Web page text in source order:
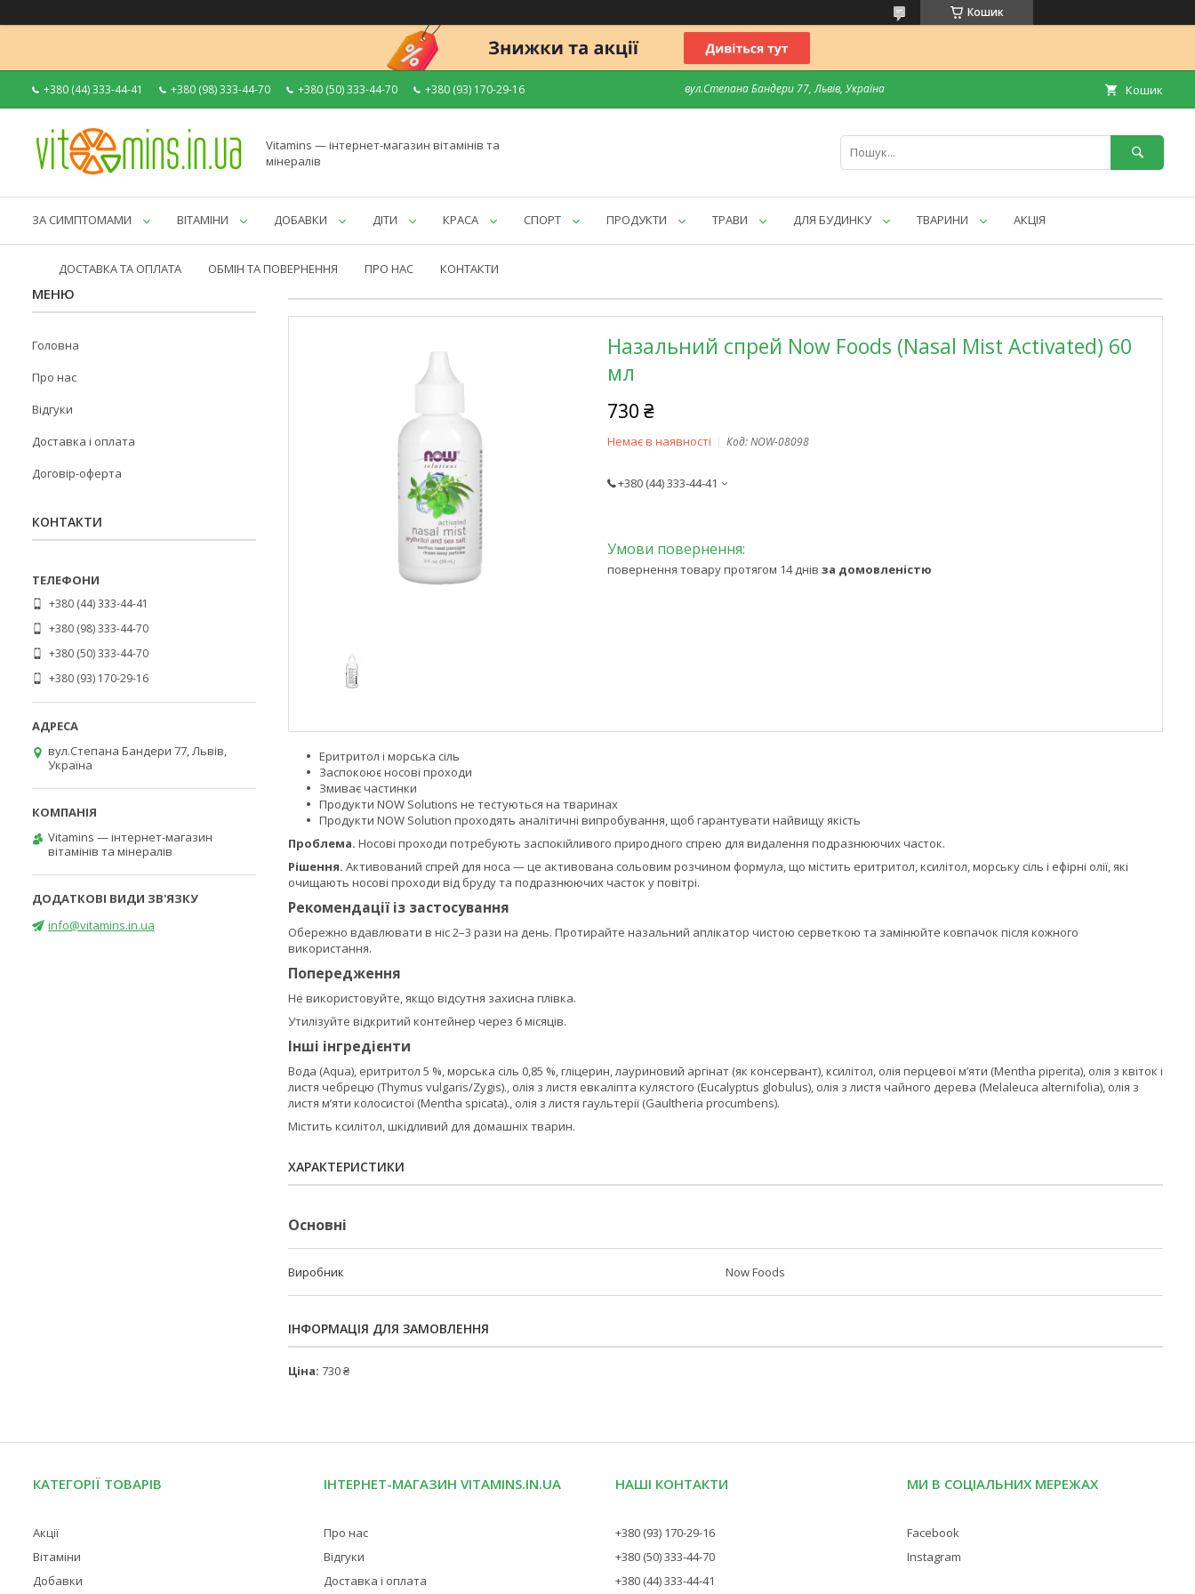
Кошик
+380 (44) 333-44-41 +380 (98) 333-44-70 +380 (50) 333-44-70 +380 (93) 170-29-16 вул.Степана Бандери 77, Львів, Україна Кошик
Vitamins — інтернет-магазин вітамінів та
мінералів
ЗА СИМПТОМАМИ ВІТАМІНИ ДОБАВКИ ДІТИ КРАСА СПОРТ ПРОДУКТИ ТРАВИ ДЛЯ БУДИНКУ ТВАРИНИ АКЦІЯ
ДОСТАВКА ТА ОПЛАТА ОБМІН ТА ПОВЕРНЕННЯ ПРО НАС КОНТАКТИ
Назальний спрей Now Foods (Nasal Mist Activated) 60
мл
730 ₴
Немає в наявності Код:NOW-08098
+380 (44) 333-44-41
повернення товару протягом 14 днів за домовленістю
Еритритол і морська сіль
Заспокоює носові проходи
Змиває частинки
Продукти NOW Solutions не тестуються на тваринах
Продукти NOW Solution проходять аналітичні випробування, щоб гарантувати найвищу якість
Проблема. Носові проходи потребують заспокійливого природного спрею для видалення подразнюючих часток.
Рішення. Активований спрей для носа — це активована сольовим розчином формула, що містить еритритол, ксилітол, морську сіль і ефірні олії, які
очищають носові проходи від бруду та подразнюючих часток у повітрі.
Рекомендації із застосування
Обережно вдавлювати в ніс 2–3 рази на день. Протирайте назальний аплікатор чистою серветкою та замінюйте ковпачок після кожного
використання.
Попередження
Не використовуйте, якщо відсутня захисна плівка.
Утилізуйте відкритий контейнер через 6 місяців.
Інші інгредієнти
Вода (Aqua), еритритол 5 %, морська сіль 0,85 %, гліцерин, лауриновий аргінат (як консервант), ксилітол, олія перцевої м’яти (Mentha piperita), олія з квіток і
листя чебрецю (Thymus vulgaris/Zygis)., олія з листя евкаліпта кулястого (Eucalyptus globulus), олія з листя чайного дерева (Melaleuca alternifolia), олія з
листя м’яти колосистої (Mentha spicata)., олія з листя гаультерії (Gaultheria procumbens).
Містить ксилітол, шкідливий для домашніх тварин.
ХАРАКТЕРИСТИКИ
Основні
Виробник Now Foods
ІНФОРМАЦІЯ ДЛЯ ЗАМОВЛЕННЯ
Ціна: 730 ₴
Головна
Про нас
Відгуки
Доставка і оплата
Договір-оферта
КОНТАКТИ
+380 (44) 333-44-41
+380 (98) 333-44-70
+380 (50) 333-44-70
+380 (93) 170-29-16
вул.Степана Бандери 77, Львів,
Україна
Vitamins — інтернет-магазин
вітамінів та мінералів
info@vitamins.in.ua
КАТЕГОРІЇ ТОВАРІВ
Акції
Вітаміни
Добавки
ІНТЕРНЕТ-МАГАЗИН VITAMINS.IN.UA
Про нас
Відгуки
Доставка і оплата
НАШІ КОНТАКТИ
+380 (93) 170-29-16
+380 (50) 333-44-70
+380 (44) 333-44-41
МИ В СОЦІАЛЬНИХ МЕРЕЖАХ
Facebook
Instagram